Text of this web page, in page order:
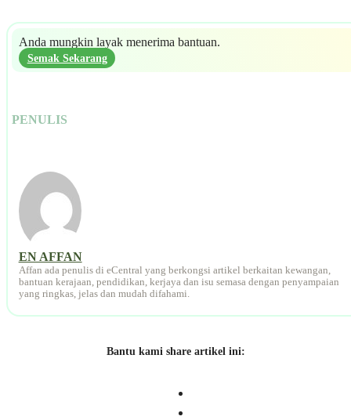
Anda mungkin layak menerima bantuan.
Semak Sekarang
PENULIS
EN AFFAN
Affan ada penulis di eCentral yang berkongsi artikel berkaitan kewangan,
bantuan kerajaan, pendidikan, kerjaya dan isu semasa dengan penyampaian
yang ringkas, jelas dan mudah difahami.
Bantu kami share artikel ini: